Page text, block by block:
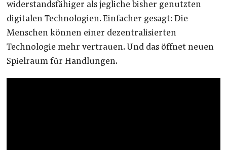
widerstandsfähiger als jegliche bisher genutzten
digitalen Technologien. Einfacher gesagt: Die
Menschen können einer dezentralisierten
Technologie mehr vertrauen. Und das öffnet neuen
Spielraum für Handlungen.